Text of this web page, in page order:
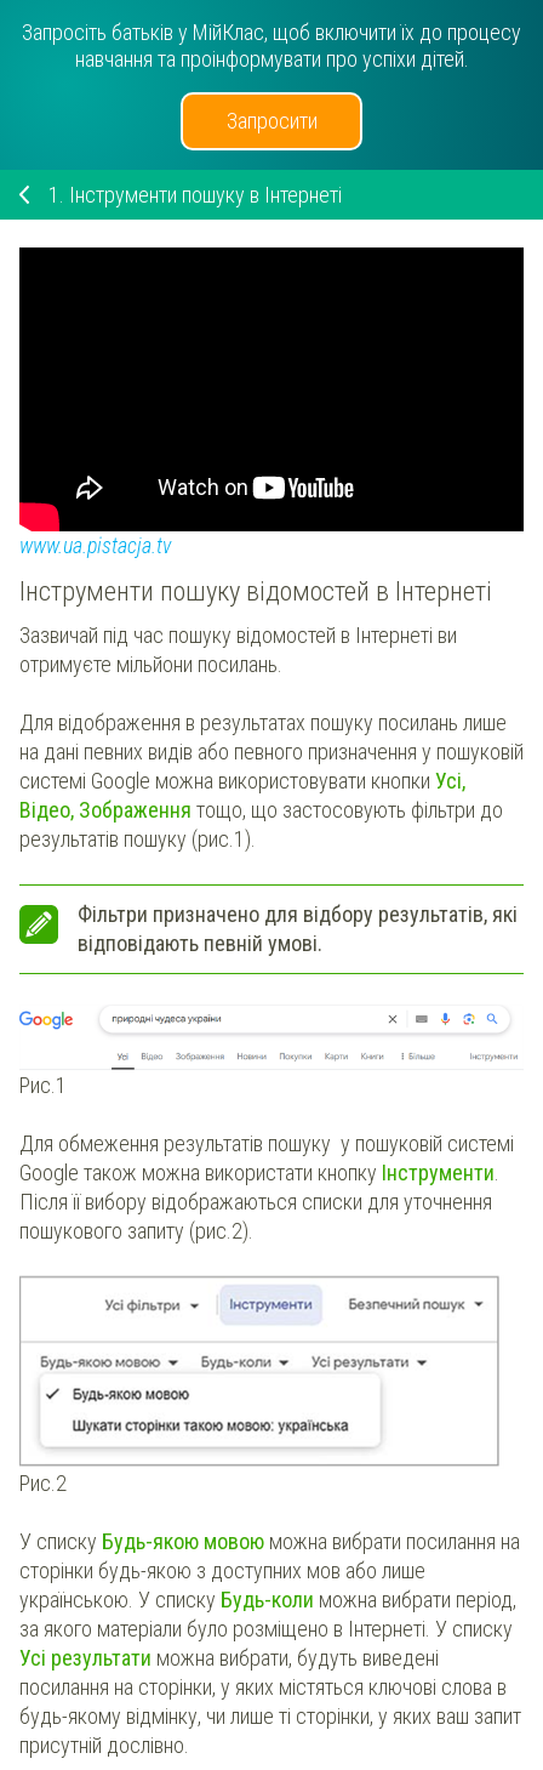
Запросіть батьків у МійКлас, щоб включити їх до процесу
навчання та проінформувати про успіхи дітей.
Запросити
1. Інструменти пошуку в Інтернеті
www.ua.pistacja.tv
Інструменти пошуку відомостей в Інтернеті
Зазвичай під час пошуку відомостей в Інтернеті ви
отримуєте мільйони посилань.
Для відображення в результатах пошуку посилань лише
на дані певних видів або певного призначення у пошуковій
системі Google можна використовувати кнопки Усі,
Відео, Зображення тощо, що застосовують фільтри до
результатів пошуку (рис.1).
Фільтри призначено для відбору результатів, які
відповідають певній умові.
Рис.1
Для обмеження результатів пошуку у пошуковій системі
Google також можна використати кнопку Інструменти
Після її вибору відображаються списки для уточнення
пошукового запиту (рис.2).
Рис.2
У списку Будь-якою мовою можна вибрати посилання на
сторінки будь-якою з доступних мов або лише
українською. У списку Будь-коли можна вибрати період,
за якого матеріали було розміщено в Інтернеті. У списку
Усі результати можна вибрати, будуть виведені
посилання на сторінки, у яких містяться ключові слова в
будь-якому відмінку, чи лише ті сторінки, у яких ваш запит
присутній дослівно.